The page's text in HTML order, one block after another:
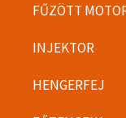
FŰZÖTT
INJEKTOR
HENGERFEJ